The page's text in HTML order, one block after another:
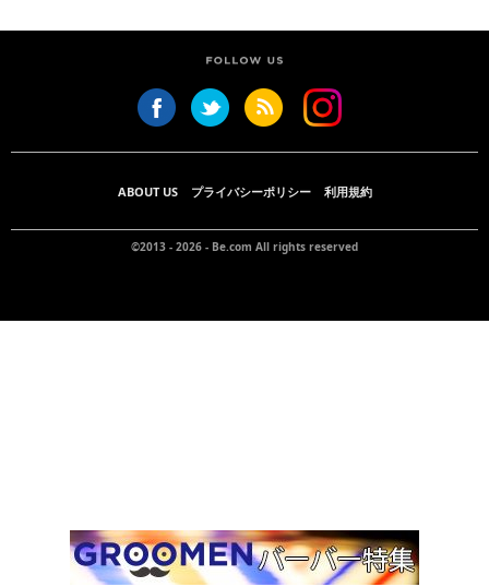
ダイエット
理容室
ABOUT US プライバシーポリシー 利用規約
©2013 - 2026 - Be.com All rights reserved